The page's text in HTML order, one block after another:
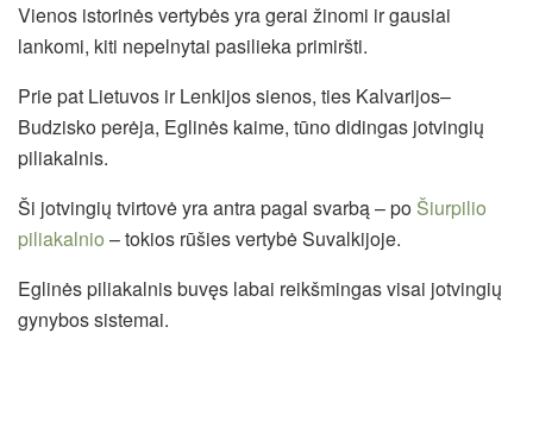
Vienos istorinės vertybės yra gerai žinomi ir gausiai
lankomi, kiti nepelnytai pasilieka primiršti.
Prie pat Lietuvos ir Lenkijos sienos, ties Kalvarijos–
Budzisko perėja, Eglinės kaime, tūno didingas jotvingių
piliakalnis.
Ši jotvingių tvirtovė yra antra pagal svarbą – po Šiurpilio
piliakalnio – tokios rūšies vertybė Suvalkijoje.
Eglinės piliakalnis buvęs labai reikšmingas visai jotvingių
gynybos sistemai.